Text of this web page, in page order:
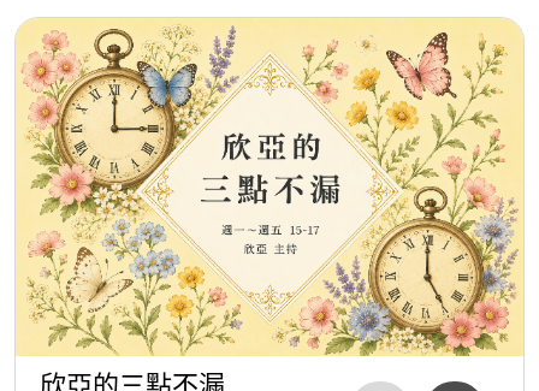
欣亞的三點不漏